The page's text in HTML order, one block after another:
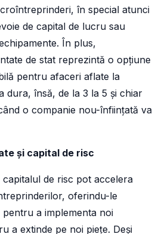
în special atunci
de capital de lucru sau
În plus,
de stat reprezintă o opțiune
pentru afaceri aflate la
dura, însă, de la 3 la 5 și chiar
o companie nou-înființată va
și capital de risc
capitalul de risc pot accelera
oferindu-le
a implementa noi
a extinde pe noi piețe. Deși